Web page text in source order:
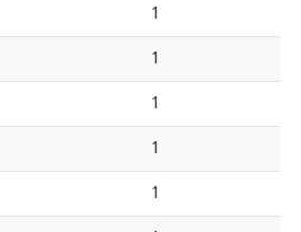
1
1
1
1
1